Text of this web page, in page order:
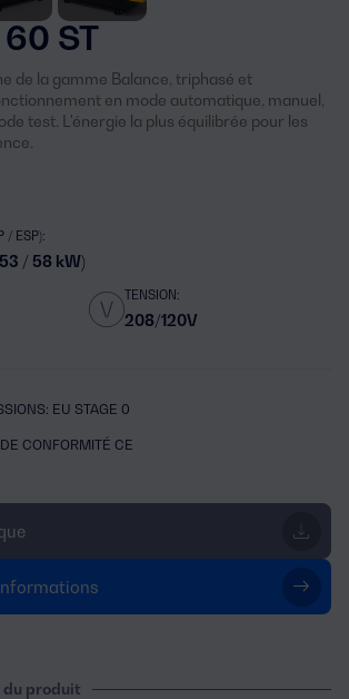
ST
de la gamme Balance, triphasé et
en mode automatique, manuel,
test. L'énergie la plus équilibrée pour les
/ ESP):
/ 58 kW)
TENSION:
208/120V
EU STAGE 0
CONFORMITÉ CE
du produit